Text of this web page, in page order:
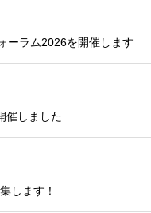
ーラム2026を開催します
催しました
します！